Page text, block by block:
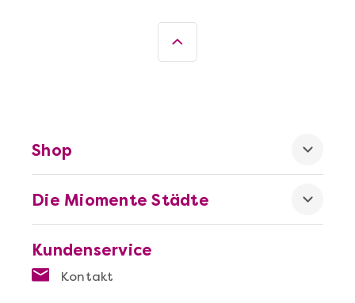
Kundenservice
Kontakt
Die Miomente Städte
Shop